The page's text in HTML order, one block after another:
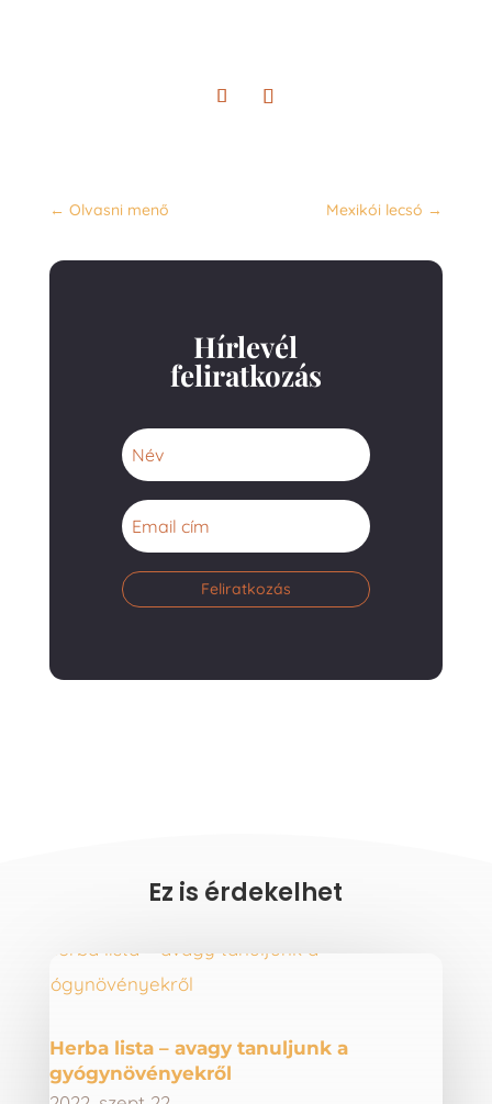
← Olvasni menő Mexikói lecsó →
Hírlevél
feliratkozás
Feliratkozás
Ez is érdekelhet
Herba lista – avagy tanuljunk a
gyógynövényekről